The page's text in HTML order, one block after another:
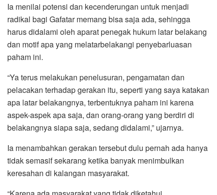
Ia menilai potensi dan kecenderungan untuk menjadi
radikal bagi Gafatar memang bisa saja ada, sehingga
harus didalami oleh aparat penegak hukum latar belakang
dan motif apa yang melatarbelakangi penyebarluasan
paham ini.
“Ya terus melakukan penelusuran, pengamatan dan
pelacakan terhadap gerakan itu, seperti yang saya katakan
apa latar belakangnya, terbentuknya paham ini karena
aspek-aspek apa saja, dan orang-orang yang berdiri di
belakangnya siapa saja, sedang didalami,” ujarnya.
Ia menambahkan gerakan tersebut dulu pernah ada hanya
tidak semasif sekarang ketika banyak menimbulkan
keresahan di kalangan masyarakat.